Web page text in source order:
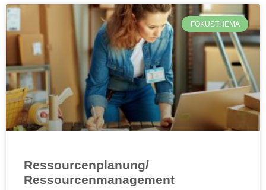
FOKUSTHEMA
Ressourcenplanung/
Ressourcenmanagement